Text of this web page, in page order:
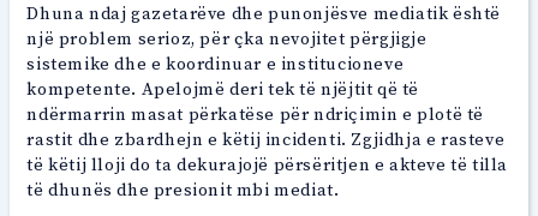
Dhuna ndaj gazetarëve dhe punonjësve mediatik është
një problem serioz, për çka nevojitet përgjigje
sistemike dhe e koordinuar e institucioneve
kompetente. Apelojmë deri tek të njëjtit që të
ndërmarrin masat përkatëse për ndriçimin e plotë të
rastit dhe zbardhejn e këtij incidenti. Zgjidhja e rasteve
të këtij lloji do ta dekurajojë përsëritjen e akteve të tilla
të dhunës dhe presionit mbi mediat.